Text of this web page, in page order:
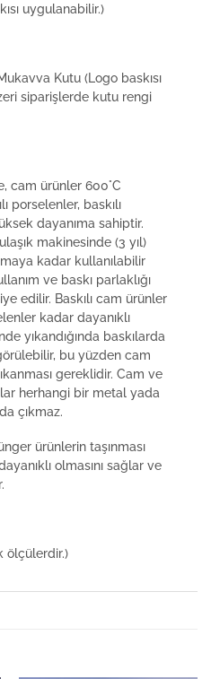
uygulanabilir.)
Kutu (Logo baskısı
siparişlerde kutu rengi
cam ürünler 600°C
porselenler, baskılı
dayanıma sahiptir.
makinesinde (3 yıl)
kadar kullanılabilir
ve baskı parlaklığı
edilir. Baskılı cam ürünler
kadar dayanıklı
yıkandığında baskılarda
bu yüzden cam
gereklidir. Cam ve
herhangi bir metal yada
çıkmaz.
ürünlerin taşınması
olmasını sağlar ve
ölçülerdir.)